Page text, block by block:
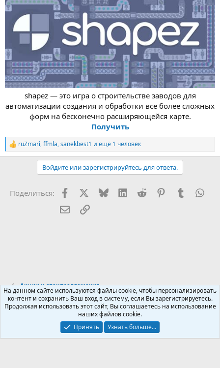
shapez — это игра о строительстве заводов для
автоматизации создания и обработки все более сложных
форм на бесконечно расширяющейся карте.
Получить
Р
е
и
ruZmari,ffmla,sanekbest1 и ещё 1 человек
Войдите или зарегистрируйтесь для ответа.
Поделиться: FacebookX (Twitter)
BlueskyLinkedInReddit PinterestTumblr
Электронная почта
Ссылка
Акции и спецпредложения
Russian (RU)
Условия и правила
Политика конфиденциальности
Помощь
На данном сайте используются файлы cookie, чтобы персонализировать
контент и сохранить Ваш вход в систему, если Вы зарегистрируетесь.
Продолжая использовать этот сайт, Вы соглашаетесь на использование
наших файлов cookie.
Принять
Узнать больше...